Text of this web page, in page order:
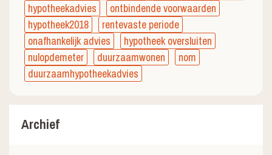
hypotheekadvies
ontbindende voorwaarden
hypotheek2018
rentevaste periode
onafhankelijk advies
hypotheek oversluiten
nulopdemeter
duurzaamwonen
nom
duurzaamhypotheekadvies
Archief